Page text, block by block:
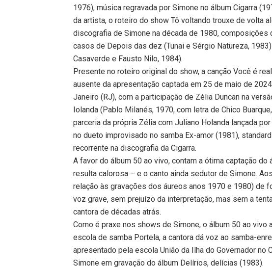
1976), música regravada por Simone no álbum Cigarra
da artista, o roteiro do show Tô voltando trouxe de volta
discografia de Simone na década de 1980, composições
casos de Depois das dez (Tunai e Sérgio Natureza,
Casaverde e Fausto Nilo, 1984).
Presente no roteiro original do show, a canção Você é
ausente da apresentação captada em 25 de maio de
Janeiro (RJ), com a participação de Zélia Duncan na
Iolanda (Pablo Milanés, 1970, com letra de Chico
parceria da própria Zélia com Juliano Holanda lançada
no dueto improvisado no samba Ex-amor (1981),
recorrente na discografia da Cigarra.
A favor do álbum 50 ao vivo, contam a ótima captação
resulta calorosa – e o canto ainda sedutor de Simone.
relação às gravações dos áureos anos 1970 e 1980) de
voz grave, sem prejuízo da interpretação, mas sem a
cantora de décadas atrás.
Como é praxe nos shows de Simone, o álbum 50 ao vivo
escola de samba Portela, a cantora dá voz ao samba-
apresentado pela escola União da Ilha do Governador no
Simone em gravação do álbum Delírios, delícias (1983).